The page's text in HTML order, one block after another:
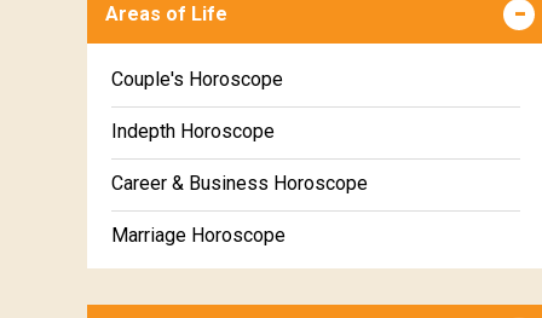
Kanya Weekly Horoscope
Tula Weekly Horoscope
Vrischika Weekly Horoscope
Dhanu Weekly Horoscope
Makara Weekly Horoscope
Areas of Life
Couple's Horoscope
Indepth Horoscope
Career & Business Horoscope
Marriage Horoscope